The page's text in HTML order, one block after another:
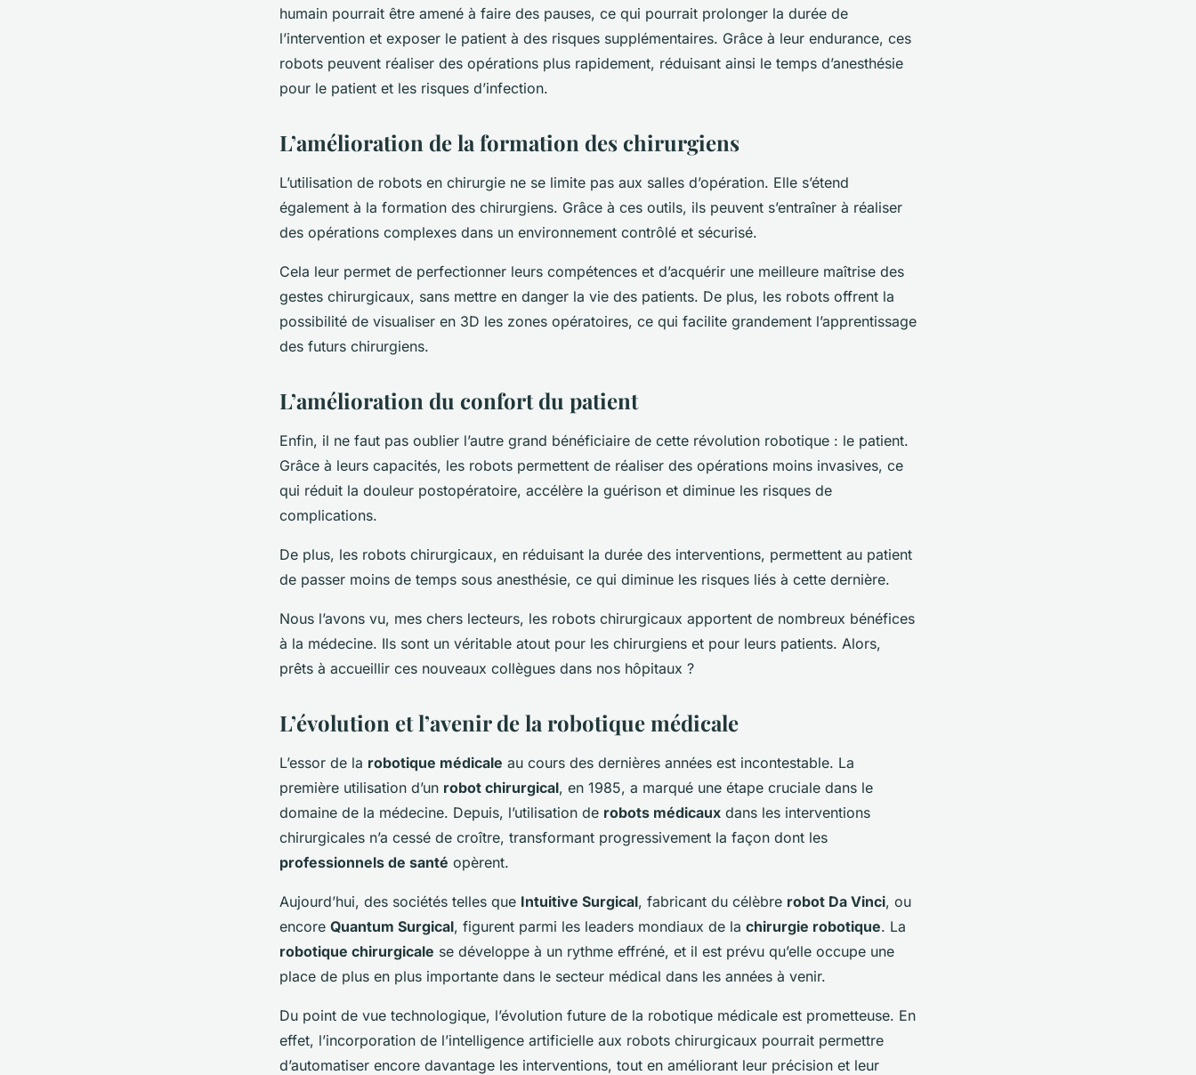
humain pourrait être amené à faire des pauses, ce qui pourrait prolonger la durée de
l’intervention et exposer le patient à des risques supplémentaires. Grâce à leur endurance, ces
robots peuvent réaliser des opérations plus rapidement, réduisant ainsi le temps d’anesthésie
pour le patient et les risques d’infection.
L’amélioration de la formation des chirurgiens
L’utilisation de robots en chirurgie ne se limite pas aux salles d’opération. Elle s’étend
également à la formation des chirurgiens. Grâce à ces outils, ils peuvent s’entraîner à réaliser
des opérations complexes dans un environnement contrôlé et sécurisé.
Cela leur permet de perfectionner leurs compétences et d’acquérir une meilleure maîtrise des
gestes chirurgicaux, sans mettre en danger la vie des patients. De plus, les robots offrent la
possibilité de visualiser en 3D les zones opératoires, ce qui facilite grandement l’apprentissage
des futurs chirurgiens.
L’amélioration du confort du patient
Enfin, il ne faut pas oublier l’autre grand bénéficiaire de cette révolution robotique : le patient.
Grâce à leurs capacités, les robots permettent de réaliser des opérations moins invasives, ce
qui réduit la douleur postopératoire, accélère la guérison et diminue les risques de
complications.
De plus, les robots chirurgicaux, en réduisant la durée des interventions, permettent au patient
de passer moins de temps sous anesthésie, ce qui diminue les risques liés à cette dernière.
Nous l’avons vu, mes chers lecteurs, les robots chirurgicaux apportent de nombreux bénéfices
à la médecine. Ils sont un véritable atout pour les chirurgiens et pour leurs patients. Alors,
prêts à accueillir ces nouveaux collègues dans nos hôpitaux ?
L’évolution et l’avenir de la robotique médicale
L’essor de la robotique médicale au cours des dernières années est incontestable. La
première utilisation d’un robot chirurgical, en 1985, a marqué une étape cruciale dans le
domaine de la médecine. Depuis, l’utilisation de robots médicaux dans les interventions
chirurgicales n’a cessé de croître, transformant progressivement la façon dont les
professionnels de santé opèrent.
Aujourd’hui, des sociétés telles que Intuitive Surgical, fabricant du célèbre robot Da Vinci, ou
encore Quantum Surgical, figurent parmi les leaders mondiaux de la chirurgie robotique. La
robotique chirurgicale se développe à un rythme effréné, et il est prévu qu’elle occupe une
place de plus en plus importante dans le secteur médical dans les années à venir.
Du point de vue technologique, l’évolution future de la robotique médicale est prometteuse. En
effet, l’incorporation de l’intelligence artificielle aux robots chirurgicaux pourrait permettre
d’automatiser encore davantage les interventions, tout en améliorant leur précision et leur